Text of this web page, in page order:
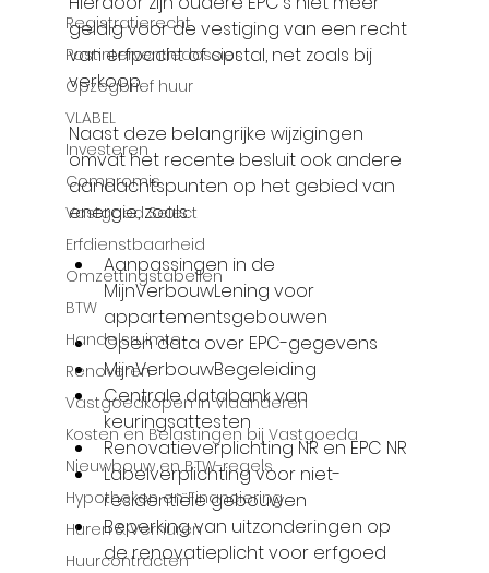
Registratierecht
Postinterventiedossier
Opzegbrief huur
VLABEL
Investeren
Compromis
Vastgoed Select
Erfdienstbaarheid
Omzettingstabellen
BTW
Handelsruimte
Renoveren
Vastgoedkopen in Vlaanderen
Kosten en Belastingen bij Vastgoeda
Nieuwbouw en BTW-regels
Hypotheken en Financiering
Huren & Verhuren
Huurcontracten
geldig voor de vestiging van een recht
van erfpacht of opstal, net zoals bij
verkoop.
Naast deze belangrijke wijzigingen
omvat het recente besluit ook andere
aandachtspunten op het gebied van
energie, zoals:
Aanpassingen in de
MijnVerbouwLening voor
appartementsgebouwen
Open data over EPC-gegevens
MijnVerbouwBegeleiding
Centrale databank van
keuringsattesten
Renovatieverplichting NR en EPC NR
Labelverplichting voor niet-
residentiële gebouwen
Beperking van uitzonderingen op
de renovatieplicht voor erfgoed